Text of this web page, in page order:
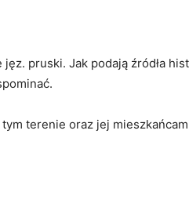
pruski. Jak podają źródła
terenie oraz jej